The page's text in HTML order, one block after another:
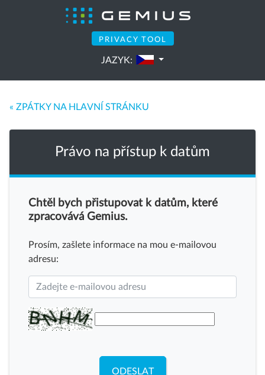
PRIVACY TOOL
JAZYK:
« ZPÁTKY NA HLAVNÍ STRÁNKU
Právo na přístup k datům
Chtěl bych přistupovat k datům, které
zpracovává Gemius.
Prosím, zašlete informace na mou e-mailovou
adresu:
ODESLAT